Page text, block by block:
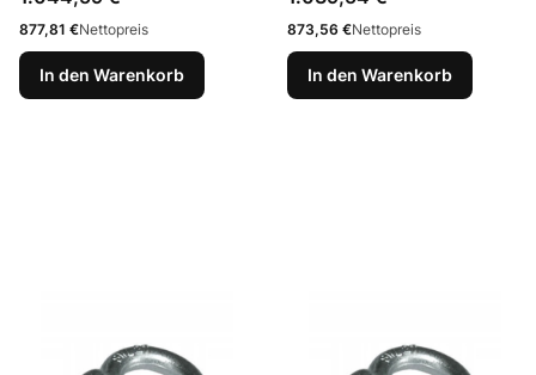
Preis
877,81 €Nettopreis
In den Warenkorb
Preis
873,56 €Nettopreis
In den Warenkorb